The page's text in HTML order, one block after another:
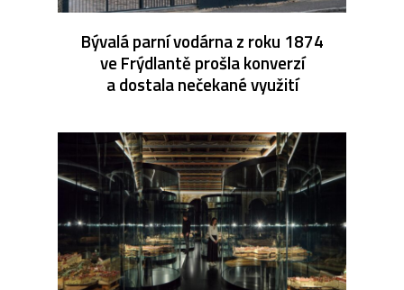
Bývalá parní vodárna z roku 1874
ve Frýdlantě prošla konverzí
a dostala nečekané využití